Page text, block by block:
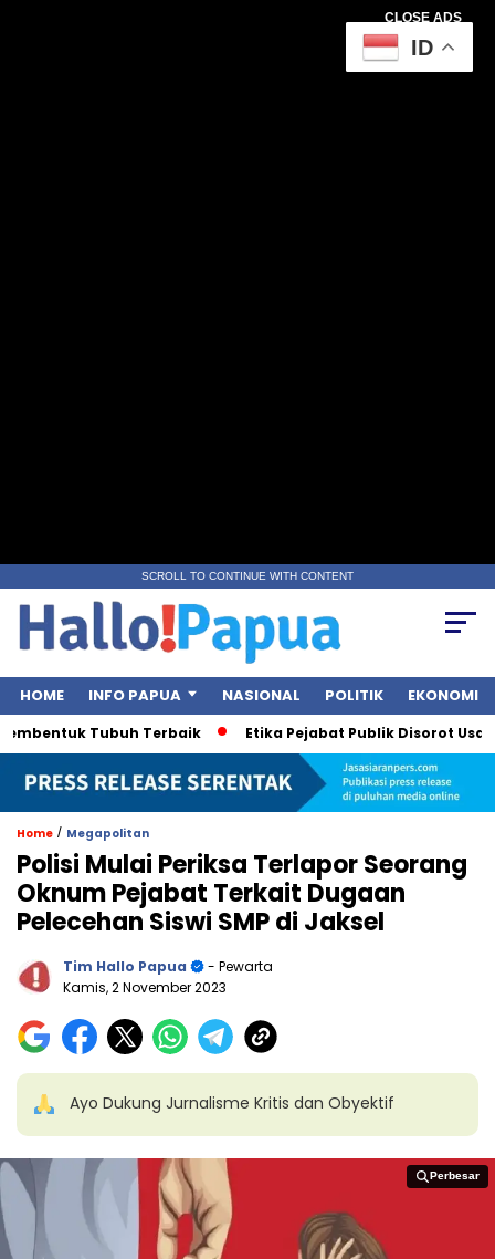
CLOSE ADS
SCROLL TO CONTINUE WITH CONTENT
HOME INFO PAPUA NASIONAL POLITIK EKONOMI
Tubuh Terbaik Etika Pejabat Publik Disorot Usai
Home / Megapolitan
Polisi Mulai Periksa Terlapor Seorang
Oknum Pejabat Terkait Dugaan
Pelecehan Siswi SMP di Jaksel
Tim Hallo Papua
- Pewarta
Kamis, 2 November 2023
Ayo Dukung Jurnalisme Kritis dan Obyektif
Perbesar
Perbesar
ID